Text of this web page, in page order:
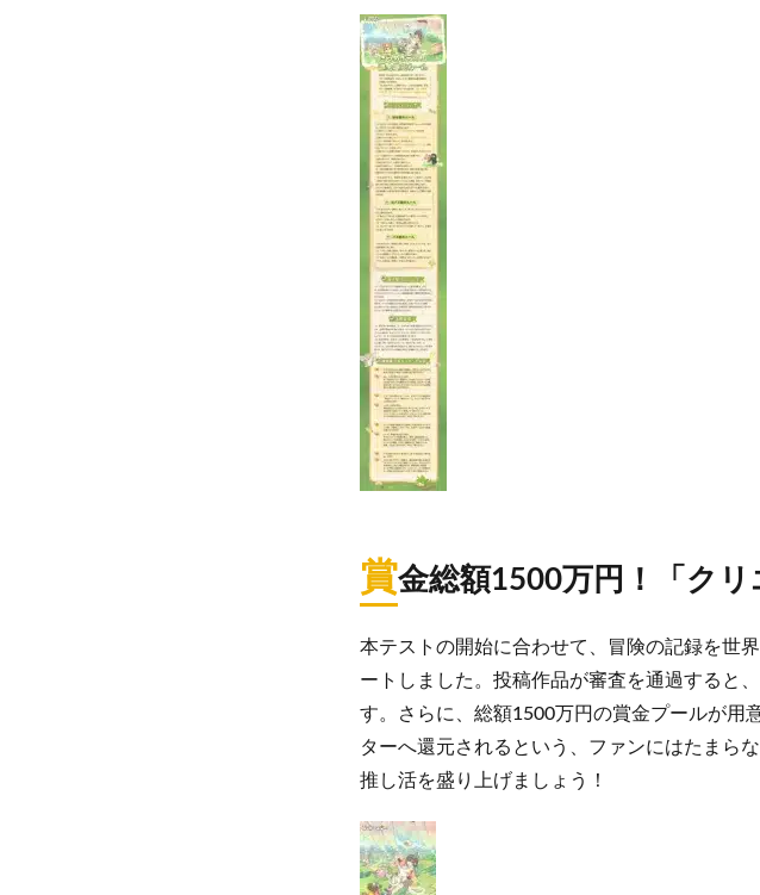
賞金総額1500万円！「ク
本テストの開始に合わせて、冒険の記録を世
ートしました。投稿作品が審査を通過すると
す。さらに、総額1500万円の賞金プールが用
ターへ還元されるという、ファンにはたまら
推し活を盛り上げましょう！